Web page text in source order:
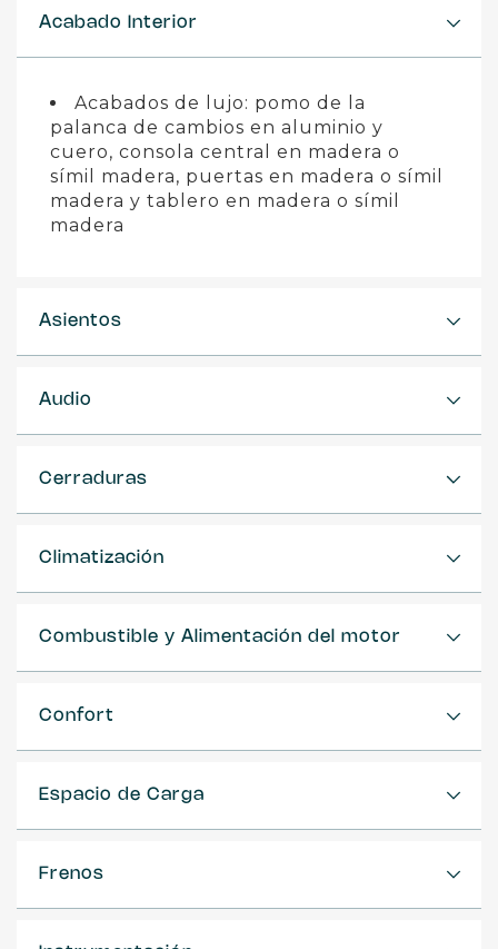
Acabado Interior
Acabados de lujo: pomo de la
palanca de cambios en aluminio y
cuero, consola central en madera o
símil madera, puertas en madera o símil
madera y tablero en madera o símil
madera
Asientos
Audio
Cerraduras
Climatización
Combustible y Alimentación del motor
Confort
Espacio de Carga
Frenos